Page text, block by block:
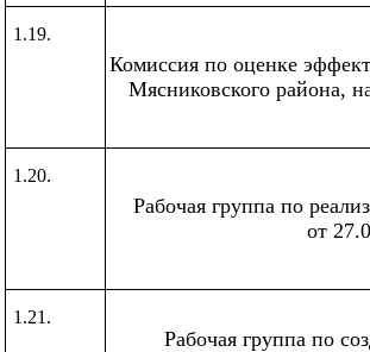
1.19.
Комиссия по оценке
Мясниковского района,
1.20.
Рабочая группа по
от
1.21.
Рабочая группа по